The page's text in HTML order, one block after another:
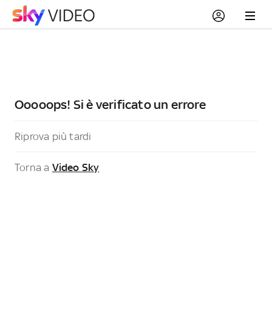
Ooooops! Si è verificato un errore
Riprova più tardi
Torna a Video Sky